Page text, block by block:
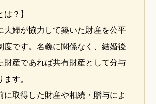
は？】
夫婦が協力して築いた財産を公平
度です。名義に関係なく、結婚後
財産であれば共有財産として分与
す。
に取得した財産や相続・贈与によ